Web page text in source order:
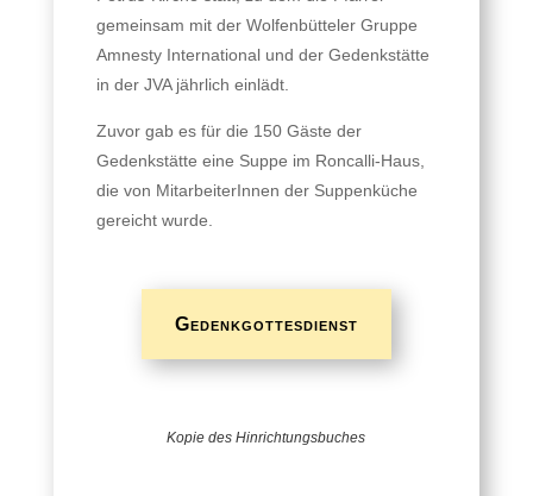
gemeinsam mit der Wolfenbütteler Gruppe
Amnesty International und der Gedenkstätte
in der JVA jährlich einlädt.
Zuvor gab es für die 150 Gäste der
Gedenkstätte eine Suppe im Roncalli-Haus,
die von MitarbeiterInnen der Suppenküche
gereicht wurde.
Gedenkgottesdienst
Kopie des Hinrichtungsbuches